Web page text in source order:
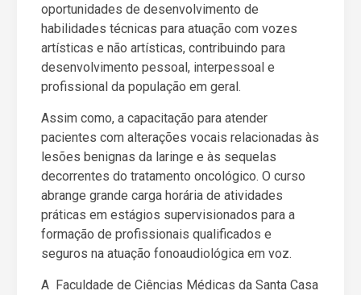
oportunidades de desenvolvimento de
habilidades técnicas para atuação com vozes
artísticas e não artísticas, contribuindo para
desenvolvimento pessoal, interpessoal e
profissional da população em geral.
Assim como, a capacitação para atender
pacientes com alterações vocais relacionadas às
lesões benignas da laringe e às sequelas
decorrentes do tratamento oncológico. O curso
abrange grande carga horária de atividades
práticas em estágios supervisionados para a
formação de profissionais qualificados e
seguros na atuação fonoaudiológica em voz.
A Faculdade de Ciências Médicas da Santa Casa